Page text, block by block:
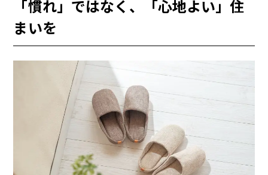
「慣れ」ではなく、「心地よい」住
まいを